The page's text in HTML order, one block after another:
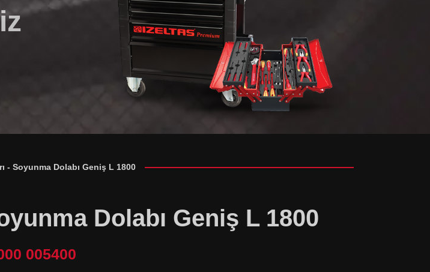
- Soyunma Dolabı Geniş L 1800
Dolabı Geniş L 1800
005400